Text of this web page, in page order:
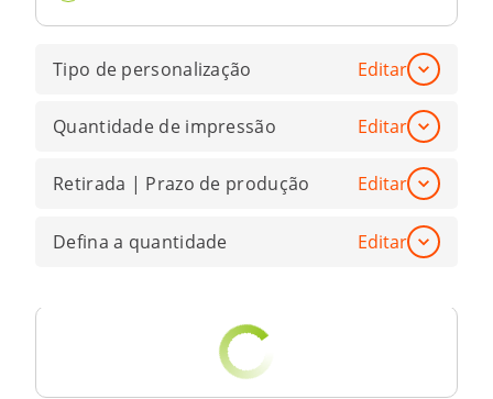
Tipo de personalização Editar
Quantidade de impressão Editar
Retirada | Prazo de produção Editar
Defina a quantidade Editar